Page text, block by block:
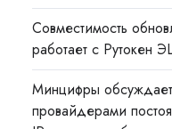
Совместимость
работает с Рутокен
Минцифры
провайдерами